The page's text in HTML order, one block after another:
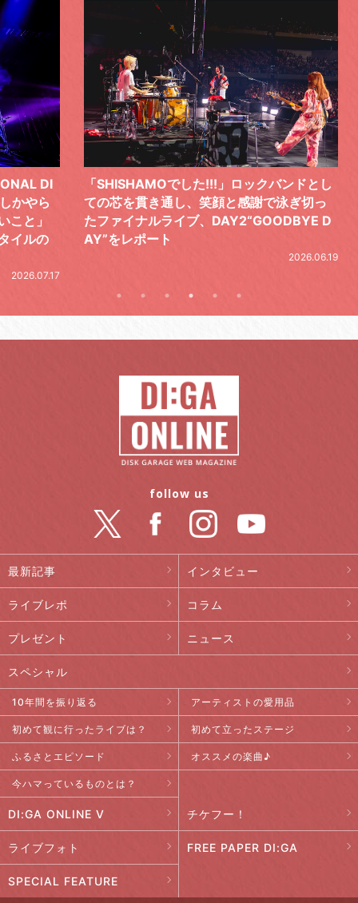
DI
ら
」
の
「SHISHAMOでした!!!」ロックバンドとし
ての芯を貫き通し、笑顔と感謝で泳ぎ切っ
たファイナルライブ、DAY2“GOODBYE D
AY”をレポート
2026.06.19
レ
最新記事 インタビュー
ライブレポ コラム
プレゼント ニュース
スペシャル
10年間を振り返る アーティストの愛用品
初めて観に行ったライブは？ 初めて立ったステージ
ふるさとエピソード オススメの楽曲♪
今ハマっているものとは？
DI:GA ONLINE V チケフー！
ライブフォト FREE PAPER DI:GA
SPECIAL FEATURE
follow us